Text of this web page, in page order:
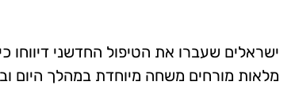
ישראלים שעברו את הטיפול החדשני דיווחו
מלאות מורחים משחה מיוחדת במהלך היום